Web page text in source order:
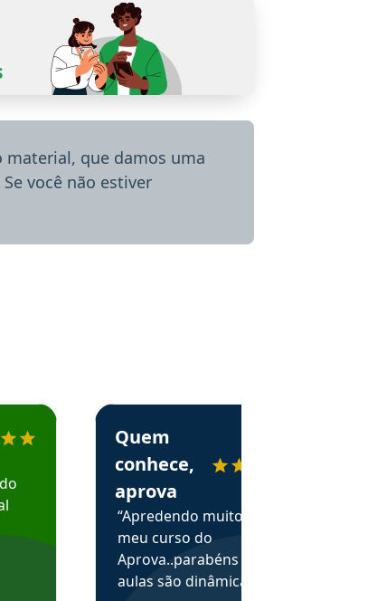
material, que damos uma
você não estiver
Aprova Concursos em depoimento
Estudante Alessandra recomenda o Aprova
Quem
conhece,
aprova
“Apredendo muito no
meu curso do
Aprova..parabéns pelas
aulas são dinâmicas e